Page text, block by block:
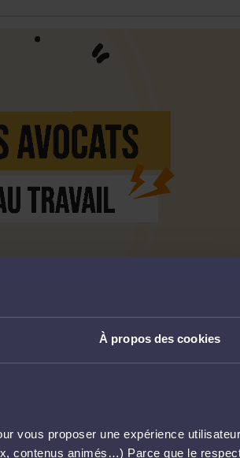
À propos des cookies
vous proposer une expérience utilisateur
contenus animés…) Parce que le
Télécharger le support de